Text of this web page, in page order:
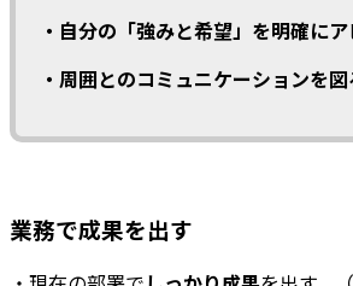
・自分の「強みと希望」を明確に
・周囲とのコミュニケーションを図
業務で成果を出す